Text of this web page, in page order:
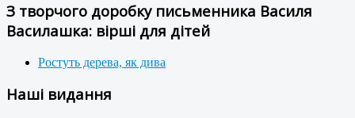
З творчого доробку письменника Василя
Василашка: вірші для дітей
Ростуть дерева, як дива
Наші видання